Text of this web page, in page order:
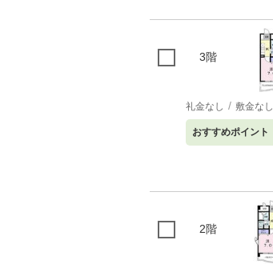
3階
礼金なし 敷金なし
おすすめポイント
2階